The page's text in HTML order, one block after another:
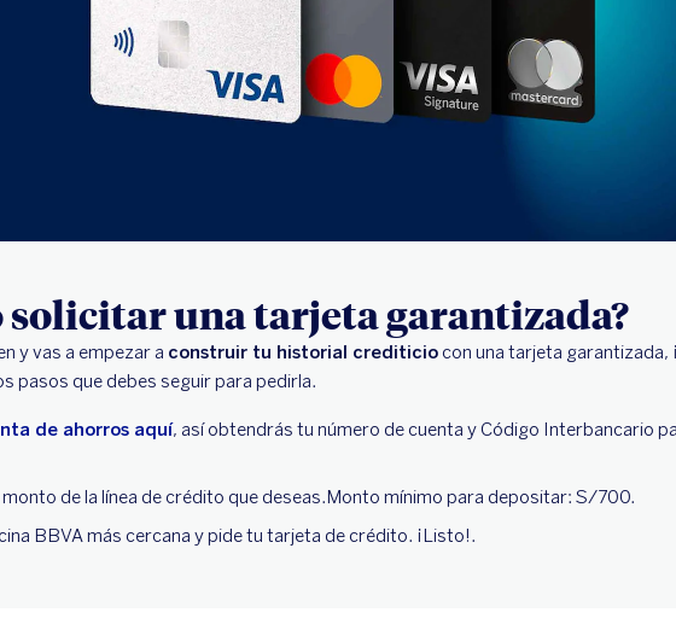
solicitar una tarjeta garantizada?
y vas a empezar a construir tu historial crediticio con una tarjeta garantizada,
pasos que debes seguir para pedirla.
de ahorros aquí, así obtendrás tu número de cuenta y Código Interbancario
de la línea de crédito que deseas.Monto mínimo para depositar: S/700.
BBVA más cercana y pide tu tarjeta de crédito. ¡Listo!.